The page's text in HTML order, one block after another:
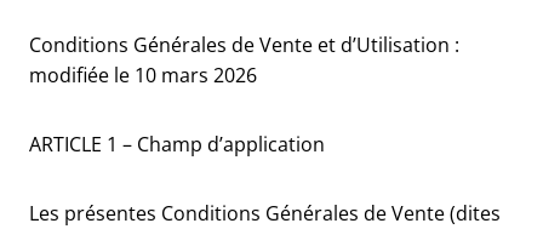
Conditions Générales de Vente et d’Utilisation :
modifiée le 10 mars 2026
ARTICLE 1 – Champ d’application
Les présentes Conditions Générales de Vente (dites